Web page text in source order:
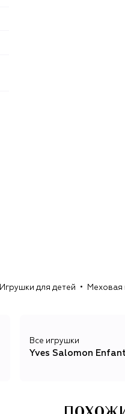
Игрушки для детей Меховая
Все игрушки
Yves Salomon